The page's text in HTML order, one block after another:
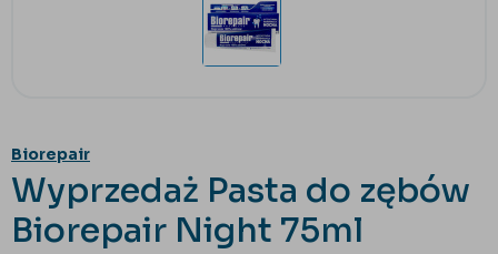
Biorepair
Wyprzedaż Pasta do zębów
Biorepair Night 75ml